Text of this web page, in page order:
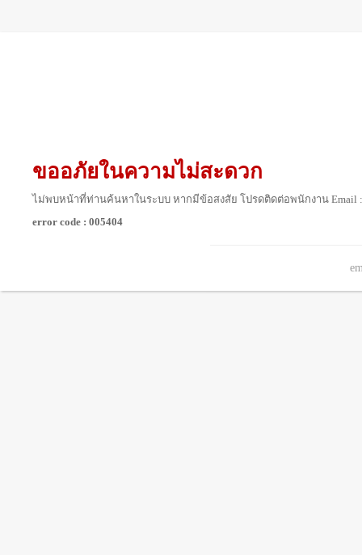
ขออภัยในความไม่สะดวก
ไม่พบหน้าที่ท่านค้นหาในระบบ หากมีข้อสงสัย โปรดติดต่อพนักงาน Email :
error code : 005404